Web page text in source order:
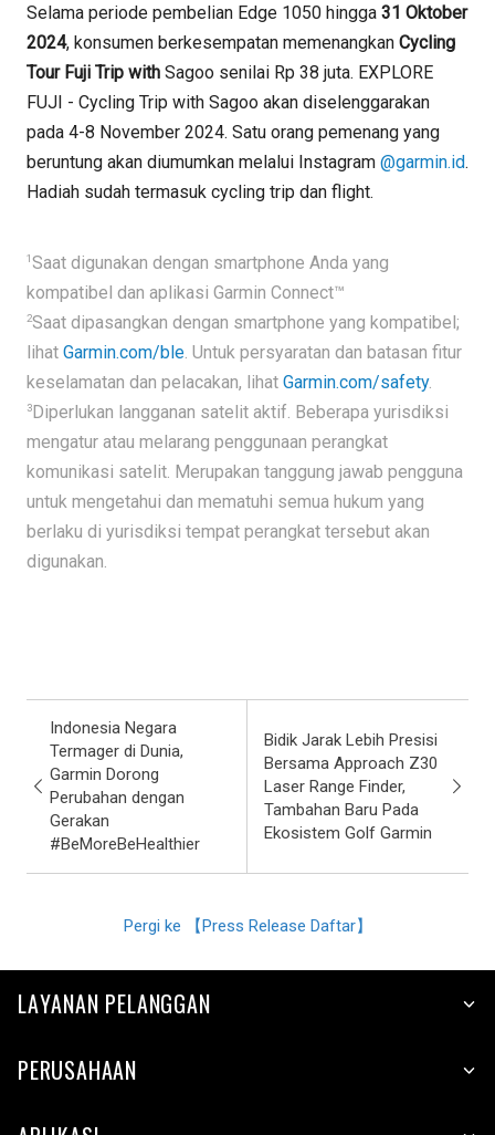
Selama periode pembelian Edge 1050 hingga 31 Oktober
2024, konsumen berkesempatan memenangkan Cycling
Tour Fuji Trip with Sagoo senilai Rp 38 juta. EXPLORE
FUJI - Cycling Trip with Sagoo akan diselenggarakan
pada 4-8 November 2024. Satu orang pemenang yang
beruntung akan diumumkan melalui Instagram @garmin.id.
Hadiah sudah termasuk cycling trip dan flight.
1Saat digunakan dengan smartphone Anda yang
kompatibel dan aplikasi Garmin Connect™
2Saat dipasangkan dengan smartphone yang kompatibel;
lihat Garmin.com/ble. Untuk persyaratan dan batasan fitur
keselamatan dan pelacakan, lihat Garmin.com/safety.
3 Diperlukan langganan satelit aktif. Beberapa yurisdiksi
mengatur atau melarang penggunaan perangkat
komunikasi satelit. Merupakan tanggung jawab pengguna
untuk mengetahui dan mematuhi semua hukum yang
berlaku di yurisdiksi tempat perangkat tersebut akan
digunakan.
Indonesia Negara
Termager di Dunia,
Garmin Dorong
Perubahan dengan
Gerakan
#BeMoreBeHealthier
Bidik Jarak Lebih Presisi
Bersama Approach Z30
Laser Range Finder,
Tambahan Baru Pada
Ekosistem Golf Garmin
Pergi ke 【Press Release Daftar】
LAYANAN PELANGGAN
PERUSAHAAN